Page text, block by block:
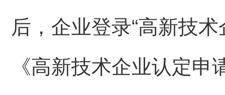
后，企业登录“高新技
《高新技术企业认定